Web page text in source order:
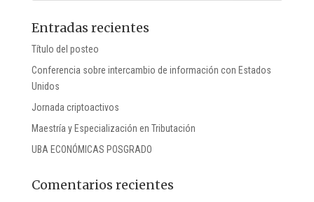
Entradas recientes
Título del posteo
Conferencia sobre intercambio de información con Estados
Unidos
Jornada criptoactivos
Maestría y Especialización en Tributación
UBA ECONÓMICAS POSGRADO
Comentarios recientes